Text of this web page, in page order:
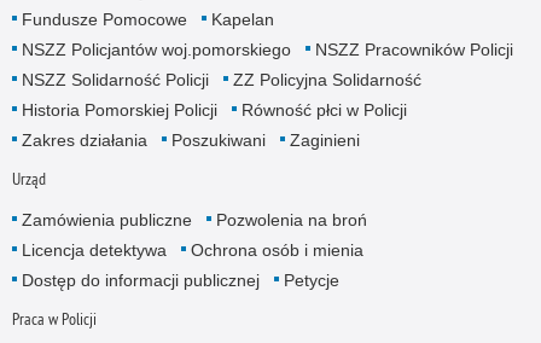
Fundusze Pomocowe
Kapelan
NSZZ Policjantów woj.pomorskiego
NSZZ Pracowników Policji
NSZZ Solidarność Policji
ZZ Policyjna Solidarność
Historia Pomorskiej Policji
Równość płci w Policji
Zakres działania
Poszukiwani Zaginieni
Urząd
Zamówienia publiczne
Pozwolenia na broń
Licencja detektywa
Ochrona osób i mienia
Dostęp do informacji publicznej
Petycje
Praca w Policji